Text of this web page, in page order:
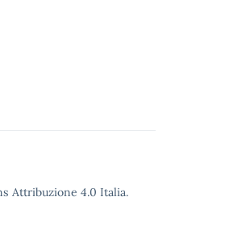
Attribuzione 4.0 Italia.